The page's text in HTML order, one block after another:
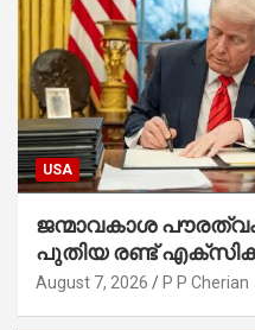
USA
ജന്മാവകാശ
പുതിയ രണ്ട്
ട്രംപ് ഒപ്പുവെച്ചു
August 7, 2026 P P Cherian